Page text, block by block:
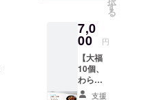
料及び
添加物
等の食
品表示
はお届
け商品
のラベ
ん、さ
つまい
し 【お
届け商
品につ
いて】
個<きな
糖付き>
のセッ
ト7,000
円 国産
さつま
芋≪紅
まさり
す
る
7,0
00 円
【大福
10個、
わらび
餅セッ
支援